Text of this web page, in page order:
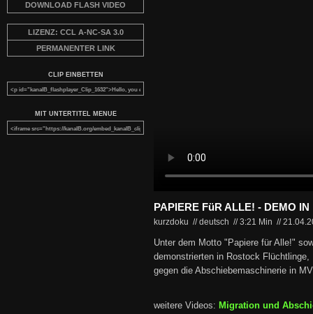
DOWNLOAD FLASH VIDEO
LIZENZ: CCL A-NC-SA 3.0
PERMANENTER LINK
CLIP EINBETTEN
MIT UNTERTITEL MENUE
PAPIERE FüR ALLE! - DEMO
kurzdoku // deutsch //3:21 Min //
Unter dem Motto "Papiere für Alle!"
demonstrierten in Rostock Flüchtlinge,
gegen die Abschiebemaschinerie in
weitere Videos: Migration und